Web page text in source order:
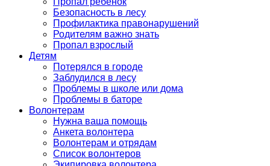
Безопасность в лесу
Профилактика правонарушений
Родителям важно знать
Пропал взрослый
Детям
Потерялся в городе
Заблудился в лесу
Проблемы в школе или дома
Проблемы в баторе
Волонтерам
Нужна ваша помощь
Анкета волонтера
Волонтерам и отрядам
Список волонтеров